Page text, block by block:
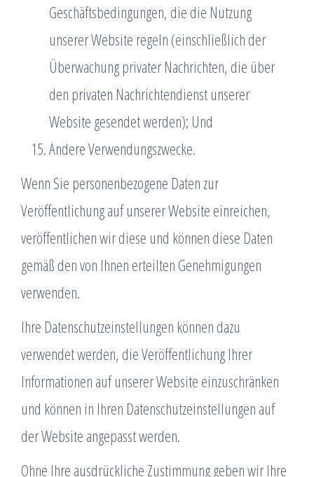
Geschäftsbedingungen, die die Nutzung
unserer Website regeln (einschließlich der
Überwachung privater Nachrichten, die über
den privaten Nachrichtendienst unserer
Website gesendet werden); Und
Andere Verwendungszwecke.
Wenn Sie personenbezogene Daten zur
Veröffentlichung auf unserer Website einreichen,
veröffentlichen wir diese und können diese Daten
gemäß den von Ihnen erteilten Genehmigungen
verwenden.
Ihre Datenschutzeinstellungen können dazu
verwendet werden, die Veröffentlichung Ihrer
Informationen auf unserer Website einzuschränken
und können in Ihren Datenschutzeinstellungen auf
der Website angepasst werden.
Ohne Ihre ausdrückliche Zustimmung geben wir Ihre